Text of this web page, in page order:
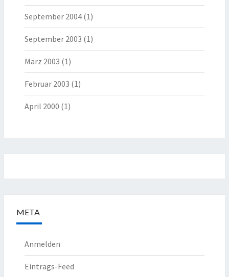
September 2004 (1)
September 2003 (1)
März 2003 (1)
Februar 2003 (1)
April 2000 (1)
META
Anmelden
Eintrags-Feed